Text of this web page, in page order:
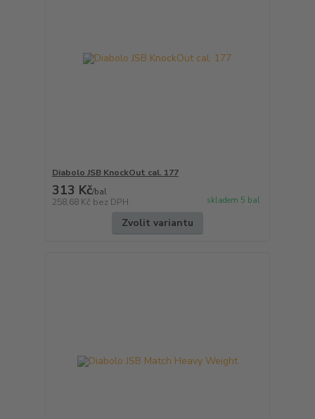
Diabolo JSB KnockOut cal. 177
313 Kč/bal
258,68 Kč bez DPH skladem 5 bal
Zvolit variantu